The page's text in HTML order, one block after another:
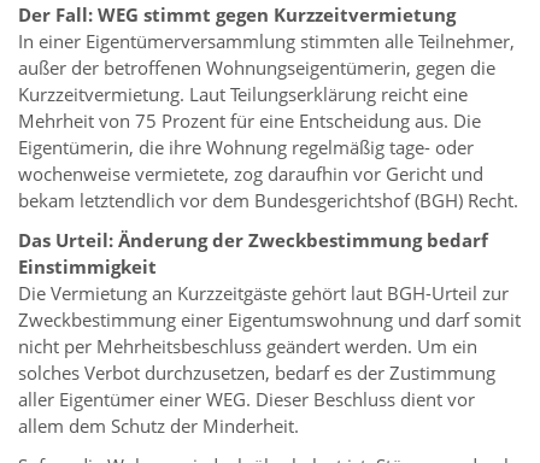
Der Fall: WEG stimmt gegen Kurzzeitvermietung
In einer Eigentümerversammlung stimmten alle Teilnehmer,
außer der betroffenen Wohnungseigentümerin, gegen die
Kurzzeitvermietung. Laut Teilungserklärung reicht eine
Mehrheit von 75 Prozent für eine Entscheidung aus. Die
Eigentümerin, die ihre Wohnung regelmäßig tage- oder
wochenweise vermietete, zog daraufhin vor Gericht und
bekam letztendlich vor dem Bundesgerichtshof (BGH) Recht.
Das Urteil: Änderung der Zweckbestimmung bedarf
Einstimmigkeit
Die Vermietung an Kurzzeitgäste gehört laut BGH-Urteil zur
Zweckbestimmung einer Eigentumswohnung und darf somit
nicht per Mehrheitsbeschluss geändert werden. Um ein
solches Verbot durchzusetzen, bedarf es der Zustimmung
aller Eigentümer einer WEG. Dieser Beschluss dient vor
allem dem Schutz der Minderheit.